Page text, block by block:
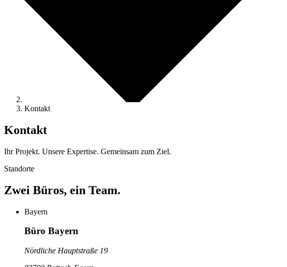
Kontakt
Kontakt
Ihr Projekt. Unsere Expertise. Gemeinsam zum Ziel.
Standorte
Zwei Büros, ein Team.
Bayern
Büro Bayern
Nördliche Hauptstraße 19